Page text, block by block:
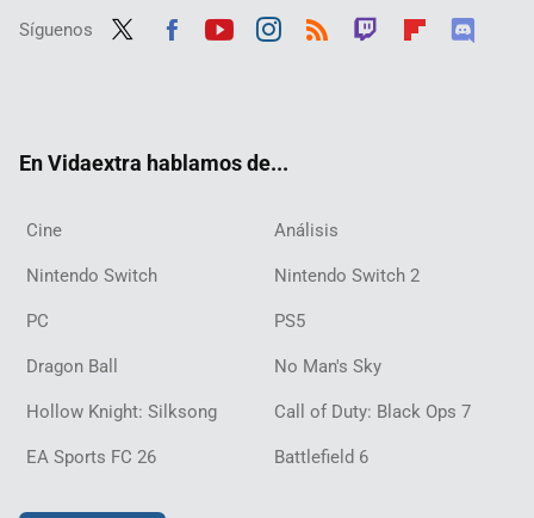
Síguenos
En Vidaextra hablamos de...
Cine Análisis
Nintendo Switch Nintendo Switch 2
PC PS5
Dragon Ball No Man's Sky
Hollow Knight: Silksong Call of Duty: Black Ops 7
EA Sports FC 26 Battlefield 6